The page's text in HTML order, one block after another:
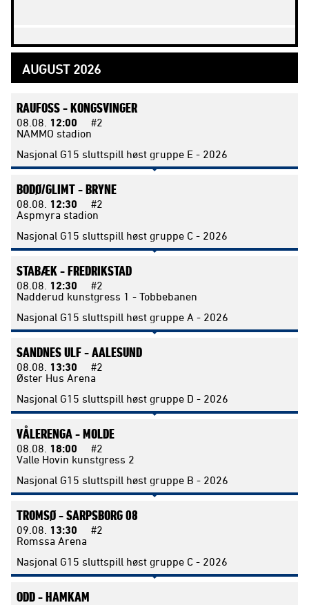
AUGUST 2026
RAUFOSS -KONGSVINGER
08.08. 12:00
#2
NAMMO stadion
Nasjonal G15 sluttspill høst gruppe E - 2026
BODØ/GLIMT -BRYNE
08.08. 12:30
#2
Aspmyra stadion
Nasjonal G15 sluttspill høst gruppe C - 2026
STABÆK -FREDRIKSTAD
08.08. 12:30
#2
Nadderud kunstgress 1 - Tobbebanen
Nasjonal G15 sluttspill høst gruppe A - 2026
SANDNES ULF -AALESUND
08.08. 13:30
#2
Øster Hus Arena
Nasjonal G15 sluttspill høst gruppe D - 2026
VÅLERENGA -MOLDE
08.08. 18:00
#2
Valle Hovin kunstgress 2
Nasjonal G15 sluttspill høst gruppe B - 2026
TROMSØ -SARPSBORG 08
09.08. 13:30
#2
Romssa Arena
Nasjonal G15 sluttspill høst gruppe C - 2026
ODD -HAMKAM